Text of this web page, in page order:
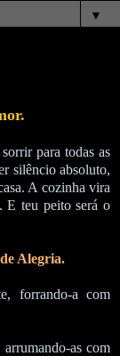
▼
para todas as
silêncio absoluto,
A cozinha vira
teu peito será o
Alegria.
forrando-a com
as com